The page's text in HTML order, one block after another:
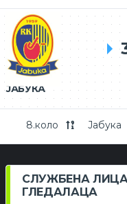
ЈАБУКА
8.коло Јабука
СЛУЖБЕНА
ГЛЕДАЛАЦА